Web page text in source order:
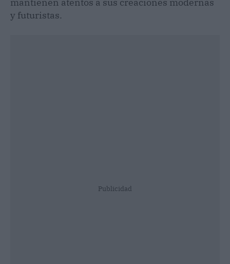
y futuristas.
Publicidad